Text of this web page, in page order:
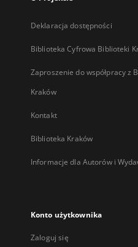
Deklaracja dostępności
Biblioteka Cyfrowa Biblioteki
Zaproszenie do współpracy z
Kraków
Kontakt
Biblioteka Kraków
Informacje dla Autorów i
Konto użytkownika
Zaloguj się